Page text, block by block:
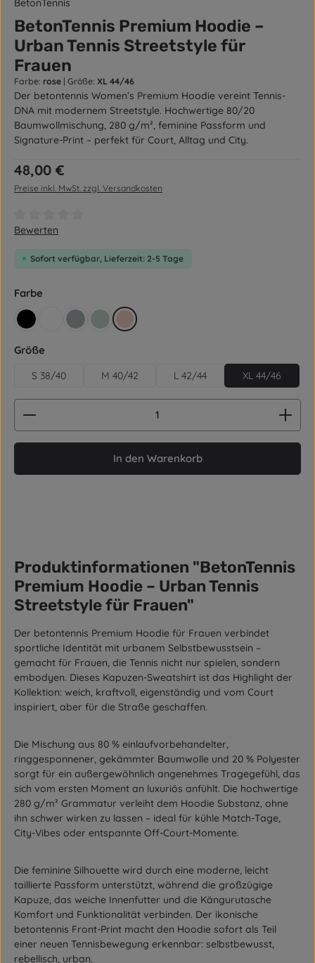
BetonTennis
BetonTennis Premium Hoodie –
Urban Tennis Streetstyle für
Frauen
Farbe: rose | Größe: XL 44/46
Der betontennis Women’s Premium Hoodie vereint Tennis-
DNA mit modernem Streetstyle. Hochwertige 80/20
Baumwollmischung, 280 g/m², feminine Passform und
Signature-Print – perfekt für Court, Alltag und City.
Regulärer Preis:
48,00 €
Preise inkl. MwSt. zzgl. Versandkosten
Durchschnittliche Bewertung von 0 von 5 Sternen
Bewerten
Sofort verfügbar, Lieferzeit: 2-5 Tage
Farbe
schwarzweiß grau aquagrün
rose
Größe
S 38/40 M 40/42 L 42/44 XL 44/46
Produkt Anzahl: Gib den gewünschten Wert
In den Warenkorb
Produktinformationen "BetonTennis
Premium Hoodie – Urban Tennis
Streetstyle für Frauen"
Der betontennis Premium Hoodie für Frauen verbindet
sportliche Identität mit urbanem Selbstbewusstsein –
gemacht für Frauen, die Tennis nicht nur spielen, sondern
embodyen. Dieses Kapuzen-Sweatshirt ist das Highlight der
Kollektion: weich, kraftvoll, eigenständig und vom Court
inspiriert, aber für die Straße geschaffen.
Die Mischung aus 80 % einlaufvorbehandelter,
ringgesponnener, gekämmter Baumwolle und 20 % Polyester
sorgt für ein außergewöhnlich angenehmes Tragegefühl, das
sich vom ersten Moment an luxuriös anfühlt. Die hochwertige
280 g/m² Grammatur verleiht dem Hoodie Substanz, ohne
ihn schwer wirken zu lassen – ideal für kühle Match-Tage,
City-Vibes oder entspannte Off-Court-Momente.
Die feminine Silhouette wird durch eine moderne, leicht
taillierte Passform unterstützt, während die großzügige
Kapuze , das weiche Innenfutter und die Kängurutasche
Komfort und Funktionalität verbinden. Der ikonische
betontennis Front-Print macht den Hoodie sofort als Teil
einer neuen Tennisbewegung erkennbar: selbstbewusst,
rebellisch, urban.